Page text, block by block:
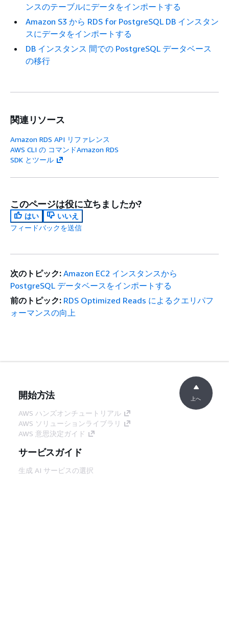
ンスのテーブルにデータをインポートする
Amazon S3 から RDS for PostgreSQL DB インスタン
スにデータをインポートする
DB インスタンス 間での PostgreSQL データベース
の移行
関連リソース
Amazon RDS API リファレンス
AWS CLI の コマンドAmazon RDS
SDK とツール
このページは役に立ちましたか?
はい
いいえ
フィードバックを送信
次のトピック: Amazon EC2 インスタンスから
PostgreSQL データベースをインポートする
前のトピック: RDS Optimized Reads によるクエリパフ
ォーマンスの向上
開始方法
AWS ハンズオンチュートリアル
AWS ソリューションライブラリ
AWS 意思決定ガイド
サービスガイド
生成 AI サービスの選択
上へ